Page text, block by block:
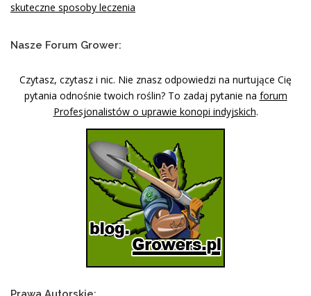
skuteczne sposoby leczenia
Nasze Forum Grower:
Czytasz, czytasz i nic. Nie znasz odpowiedzi na nurtujące Cię
pytania odnośnie twoich roślin? To zadaj pytanie na forum
Profesjonalistów o uprawie konopi indyjskich.